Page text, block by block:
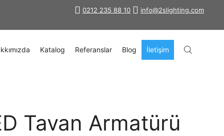
info@2slighting.com
0212 235 88 10
Katalog Referanslar Blog İletişim
Tavan Armatürü